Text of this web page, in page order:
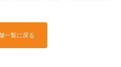
一覧に戻る